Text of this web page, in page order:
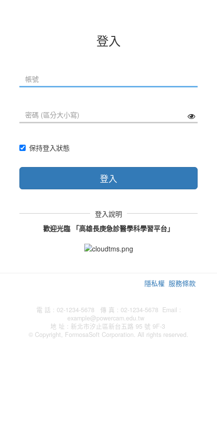
登入
保持登入狀態
登入
登入說明
歡迎光臨 「高雄長庚急診醫學科學習平台」
隱私權 服務條款
電 話 : 02-1234-5678 傳 真 : 02-1234-5678 Email :
example@powercam.edu.tw
地 址 : 新北市汐止區新台五路 95 號 9F-3
© Copyright, FormosaSoft Corporation. All rights reserved.